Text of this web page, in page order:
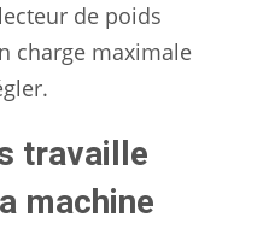
de poids
charge maximale
travaille
machine